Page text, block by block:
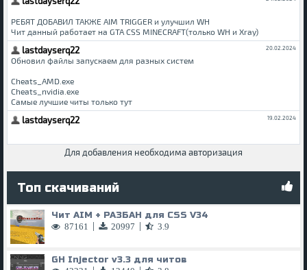
Для добавления необходима авторизация
Топ скачиваний
Чит AIM + РАЗБАН для CSS V34
87161 20997 3.9
GH Injector v3.3 для читов